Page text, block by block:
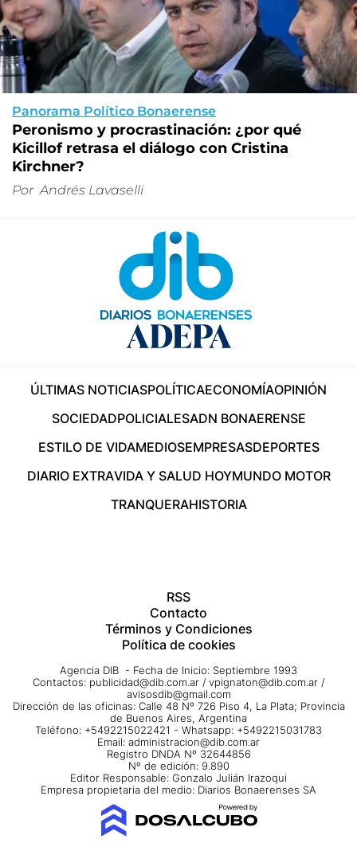
Panorama Político Bonaerense
Peronismo y procrastinación: ¿por qué
Kicillof retrasa el diálogo con Cristina
Kirchner?
Por Andrés Lavaselli
ÚLTIMAS NOTICIASPOLÍTICAECONOMÍAOPINIÓN
SOCIEDADPOLICIALESADN BONAERENSE
ESTILO DE VIDAMEDIOSEMPRESASDEPORTES
DIARIO EXTRAVIDA Y SALUD HOYMUNDO MOTOR
TRANQUERAHISTORIA
RSS
Contacto
Términos y Condiciones
Política de cookies
Agencia DIB - Fecha de Inicio: Septiembre 1993
Contactos: publicidad@dib.com.ar / vpignaton@dib.com.ar /
avisosdib@gmail.com
Dirección de las oficinas: Calle 48 Nº 726 Piso 4, La Plata; Provincia
de Buenos Aires, Argentina
Teléfono: +5492215022421 - Whatsapp: +5492215031783
Email: administracion@dib.com.ar
Registro DNDA Nº 32644856
Nº de edición: 9.890
Editor Responsable: Gonzalo Julián Irazoqui
Empresa propietaria del medio: Diarios Bonaerenses SA